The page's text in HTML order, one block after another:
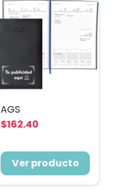
AGS
$162.40
Ver producto